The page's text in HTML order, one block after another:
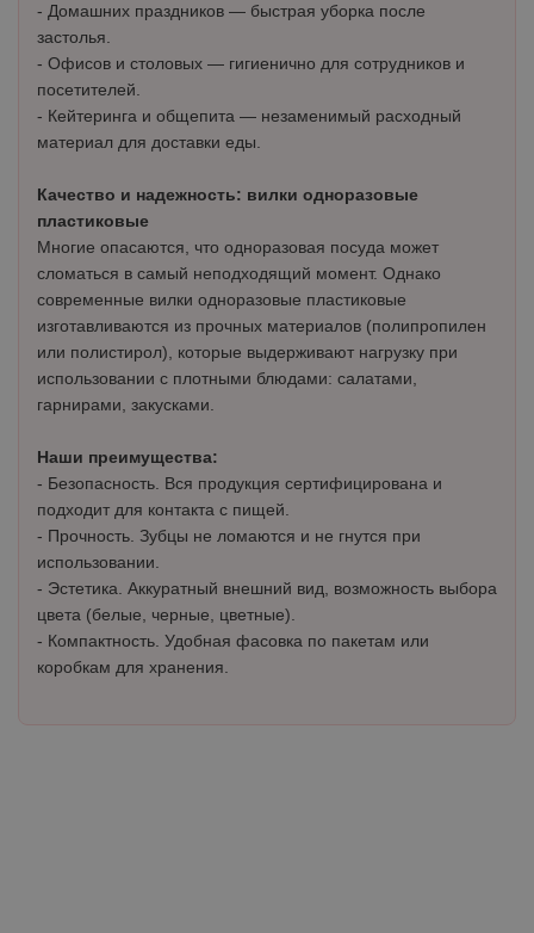
- Домашних праздников — быстрая уборка после
застолья.
- Офисов и столовых — гигиенично для сотрудников и
посетителей.
- Кейтеринга и общепита — незаменимый расходный
материал для доставки еды.
Качество и надежность: вилки одноразовые
пластиковые
Многие опасаются, что одноразовая посуда может
сломаться в самый неподходящий момент. Однако
современные вилки одноразовые пластиковые
изготавливаются из прочных материалов (полипропилен
или полистирол), которые выдерживают нагрузку при
использовании с плотными блюдами: салатами,
гарнирами, закусками.
Наши преимущества:
- Безопасность. Вся продукция сертифицирована и
подходит для контакта с пищей.
- Прочность. Зубцы не ломаются и не гнутся при
использовании.
- Эстетика. Аккуратный внешний вид, возможность выбора
цвета (белые, черные, цветные).
- Компактность. Удобная фасовка по пакетам или
коробкам для хранения.